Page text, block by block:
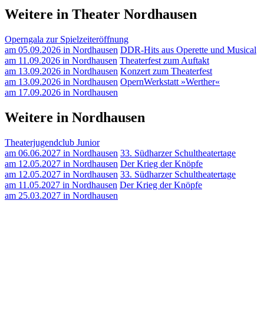
Weitere in Theater Nordhausen
Operngala zur Spielzeiteröffnung
am 05.09.2026 in Nordhausen DDR-Hits aus Operette und Musical
am 11.09.2026 in Nordhausen Theaterfest zum Auftakt
am 13.09.2026 in Nordhausen Konzert zum Theaterfest
am 13.09.2026 in Nordhausen OpernWerkstatt »Werther«
am 17.09.2026 in Nordhausen
Weitere in Nordhausen
Theaterjugendclub Junior
am 06.06.2027 in Nordhausen 33. Südharzer Schultheatertage
am 12.05.2027 in Nordhausen Der Krieg der Knöpfe
am 12.05.2027 in Nordhausen 33. Südharzer Schultheatertage
am 11.05.2027 in Nordhausen Der Krieg der Knöpfe
am 25.03.2027 in Nordhausen